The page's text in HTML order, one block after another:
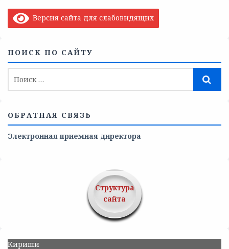
Версия сайта для слабовидящих
ПОИСК ПО САЙТУ
ОБРАТНАЯ СВЯЗЬ
Электронная приемная директора
Структура
сайта
Кириши